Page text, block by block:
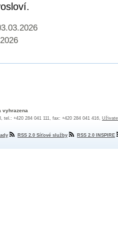
vyhrazena
tel.: +420 284 041 111, fax: +420 284 041 416,
RSS 2.0 Síťové služby RSS 2.0 INSPIRE